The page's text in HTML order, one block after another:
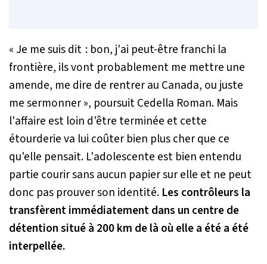
« Je me suis dit : bon, j'ai peut-être franchi la
frontière, ils vont probablement me mettre une
amende, me dire de rentrer au Canada, ou juste
me sermonner », poursuit Cedella Roman. Mais
l'affaire est loin d'être terminée et cette
étourderie va lui coûter bien plus cher que ce
qu'elle pensait. L'adolescente est bien entendu
partie courir sans aucun papier sur elle et ne peut
donc pas prouver son identité. Les contrôleurs la
transfèrent immédiatement dans un centre de
détention situé à 200 km de là où elle a été a été
interpellée.